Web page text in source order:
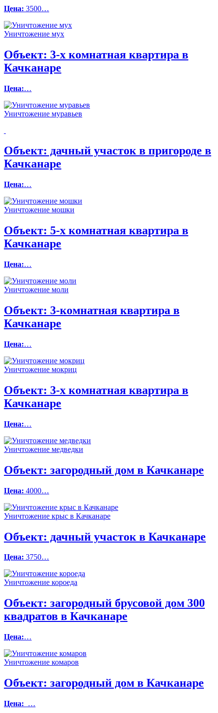
Цена: 3500…
Уничтожение мух
Объект: 3-х комнатная квартира в
Качканаре
Цена:…
Уничтожение муравьев
Объект: дачный участок в пригороде в
Качканаре
Цена:…
Уничтожение мошки
Объект: 5-х комнатная квартира в
Качканаре
Цена:…
Уничтожение моли
Объект: 3-комнатная квартира в
Качканаре
Цена:…
Уничтожение мокриц
Объект: 3-х комнатная квартира в
Качканаре
Цена:…
Уничтожение медведки
Объект: загородный дом в Качканаре
Цена: 4000…
Уничтожение крыс в Качканаре
Объект: дачный участок в Качканаре
Цена: 3750…
Уничтожение короеда
Объект: загородный брусовой дом 300
квадратов в Качканаре
Цена:…
Уничтожение комаров
Объект: загородный дом в Качканаре
Цена: …